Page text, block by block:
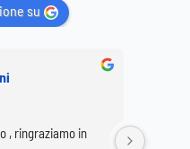
su
, ringraziamo in